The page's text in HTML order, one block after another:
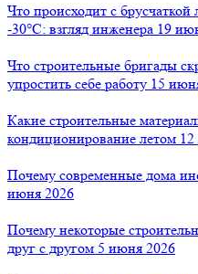
Что происходит с
-30°C: взгляд инженера 19
Что строительные бригады
упростить себе работу 15
Какие строительные
кондиционирование летом
Почему современные дома
июня 2026
Почему некоторые
друг с другом 5 июня 2026